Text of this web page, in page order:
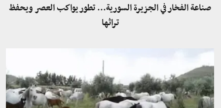
صناعة الفخار في الجزيرة السورية... تطور يواكب العصر ويحفظ
تراثها